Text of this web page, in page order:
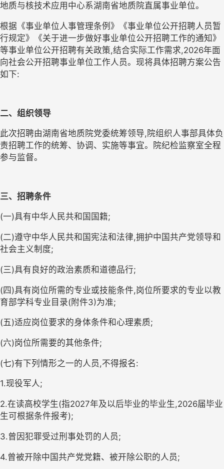
地质与核技术应用中心系湖南省地质院直属事业单位。
根据 《事业单位人事管理条例》
《事业单位公开招聘人员暂
行规定》《关于进一步做好事业单位公开招聘工作的通知》
等事业单位公开招聘有关政策,结合实际工作需求,2026年面
向社会公开招聘事业单位工作人员。现将具体招聘方案公告
如下:
二、组织领导
此次招聘由湖南省地质院党委统筹领导, 院组织人事部具体负
责招聘工作的统筹、协调、实施等事宜。院纪检监察室全程
参与监督。
三、招聘条件
(一)具有中华人民共和国国籍;
(二)遵守中华人民共和国宪法和法律,拥护中国共产党领导和
社会主义制度;
(三)具有良好的政治素质和道德品行;
(四)具有岗位所需的专业或技能条件,岗位所要求的专业以教
育部学科专业目录(附件3)为准;
(五)适应岗位要求的身体条件和心理素质;
(六)岗位所需要的其他条件;
(七)有下列情形之一的人员,不得报名:
1.现役军人;
2.在读高校学生(指2027年及以后毕业的毕业生,2026届毕业
生可根据条件报考);
3.曾因犯罪受过刑事处罚的人员;
4.曾被开除中国共产党党籍、被开除公职的人员;